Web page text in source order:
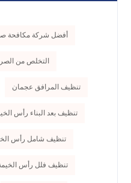
أفضل شركة مكافحة
التخلص من
تنظيف المرافق عجمان
تنظيف بعد البناء رأس
تنظيف شامل رأس
تنظيف فلل رأس